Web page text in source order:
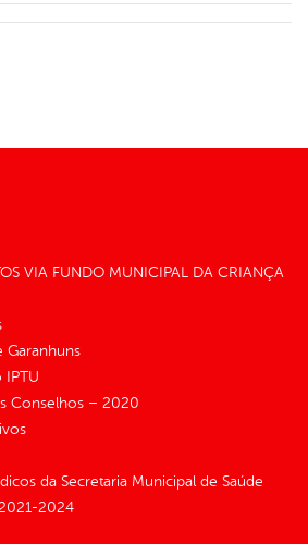
VIA FUNDO MUNICIPAL DA CRIANÇA
Garanhuns
Conselhos – 2020
da Secretaria Municipal de Saúde
2024